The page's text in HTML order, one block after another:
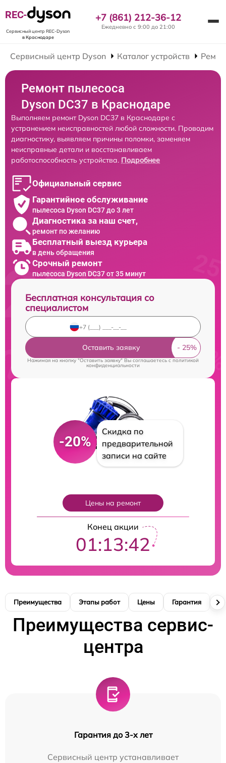
REC-
Сервисный центр REC-Dyson
в Краснодаре
+7 (861) 212-36-12
Ежедневно с 9:00 до 21:00
Сервисный центр Dyson Каталог устройств
Ремонт пылесоса
Dyson DC37 в Краснодаре
Выполняем ремонт Dyson DC37 в Краснодаре с
устранением неисправностей любой сложности. Проводим
диагностику, выявляем причины поломки, заменяем
неисправные детали и восстанавливаем
работоспособность устройства. Подробнее
Официальный сервис
Гарантийное обслуживание
пылесоса Dyson DC37 до 3 лет
Диагностика за наш счет,
ремонт по желанию
Бесплатный выезд курьера
в день обращения
Срочный ремонт
пылесоса Dyson DC37 от 35 минут
Бесплатная консультация со
специалистом
Оставить заявку
Нажимая на кнопку "Оставить заявку" Вы соглашаетесь cполитикой
конфиденциальности
-20%
Скидка по
предварительной
записи на сайте
Цены на ремонт
Конец акции
01:13:41
Преимущества Этапы работ Цены Гарантия
Преимущества сервис-
центра
Гарантия до 3-х лет
Сервисный центр устанавливает